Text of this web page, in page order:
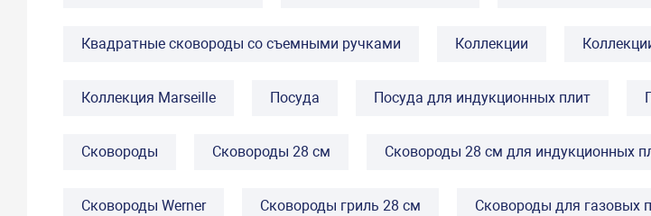
Квадратные сковороды со съемными ручками Коллекции
Коллекция Marseille Посуда Посуда для индукционных плит
Сковороды Сковороды 28 см Сковороды 28 см для индукционных
Сковороды Werner Сковороды гриль 28 см Сковороды для газовых